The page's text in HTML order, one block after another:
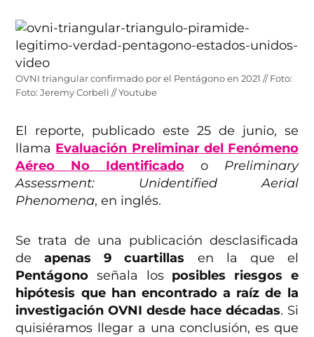
OVNI triangular confirmado por el Pentágono en 2021 // Foto:
Foto: Jeremy Corbell // Youtube
El reporte, publicado este 25 de junio, se
llama Evaluación Preliminar del Fenómeno
Aéreo No Identificado o Preliminary
Assessment: Unidentified Aerial
Phenomena, en inglés.
Se trata de una publicación desclasificada
de apenas 9 cuartillas en la que el
Pentágono señala los posibles riesgos e
hipótesis que han encontrado a raíz de la
investigación OVNI desde hace décadas. Si
quisiéramos llegar a una conclusión, es que